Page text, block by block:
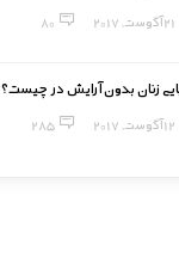
21 آگوست, 2017 80
زنان بدون آرایش در چیست؟
12 آگوست, 2017 285